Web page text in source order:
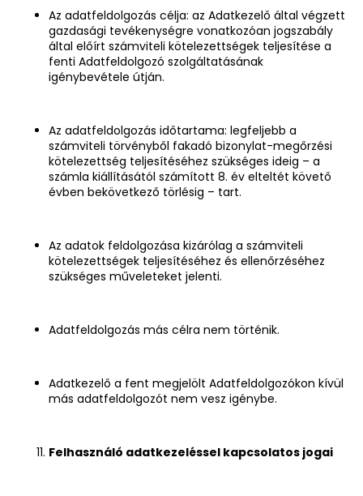
Az adatfeldolgozás célja: az Adatkezelő által végzett
gazdasági tevékenységre vonatkozóan jogszabály
által előírt számviteli kötelezettségek teljesítése a
fenti Adatfeldolgozó szolgáltatásának
igénybevétele útján.
Az adatfeldolgozás időtartama: legfeljebb a
számviteli törvényből fakadó bizonylat-megőrzési
kötelezettség teljesítéséhez szükséges ideig – a
számla kiállításától számított 8. év elteltét követő
évben bekövetkező törlésig – tart.
Az adatok feldolgozása kizárólag a számviteli
kötelezettségek teljesítéséhez és ellenőrzéséhez
szükséges műveleteket jelenti.
Adatfeldolgozás más célra nem történik.
Adatkezelő a fent megjelölt Adatfeldolgozókon kívül
más adatfeldolgozót nem vesz igénybe.
Felhasználó adatkezeléssel kapcsolatos jogai